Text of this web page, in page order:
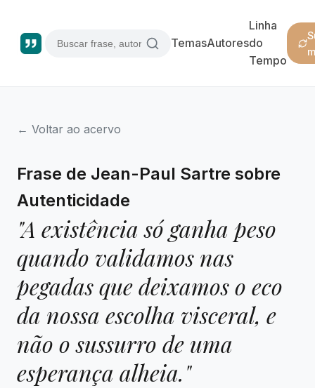
TemasAutores
Linha
do
Tempo
← Voltar ao acervo
Frase de Jean-Paul Sartre sobre
Autenticidade
"A existência só ganha peso
quando validamos nas
pegadas que deixamos o eco
da nossa escolha visceral, e
não o sussurro de uma
esperança alheia."